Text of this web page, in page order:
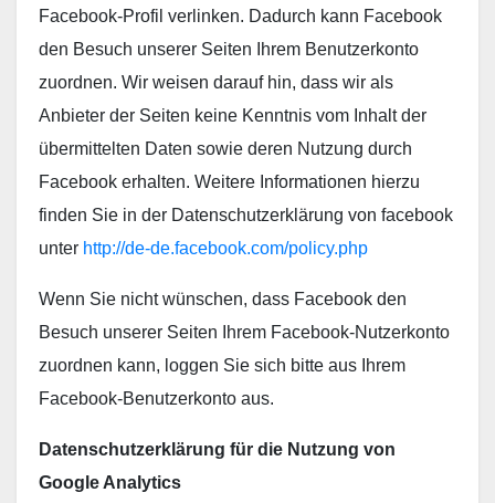
Facebook-Profil verlinken. Dadurch kann Facebook
den Besuch unserer Seiten Ihrem Benutzerkonto
zuordnen. Wir weisen darauf hin, dass wir als
Anbieter der Seiten keine Kenntnis vom Inhalt der
übermittelten Daten sowie deren Nutzung durch
Facebook erhalten. Weitere Informationen hierzu
finden Sie in der Datenschutzerklärung von facebook
unter http://de-de.facebook.com/policy.php
Wenn Sie nicht wünschen, dass Facebook den
Besuch unserer Seiten Ihrem Facebook-Nutzerkonto
zuordnen kann, loggen Sie sich bitte aus Ihrem
Facebook-Benutzerkonto aus.
Datenschutzerklärung für die Nutzung von
Google Analytics